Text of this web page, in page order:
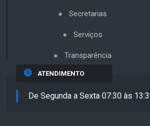
Secretarias
Serviços
Transparência
ATENDIMENTO
De Segunda a Sexta 07:30 às